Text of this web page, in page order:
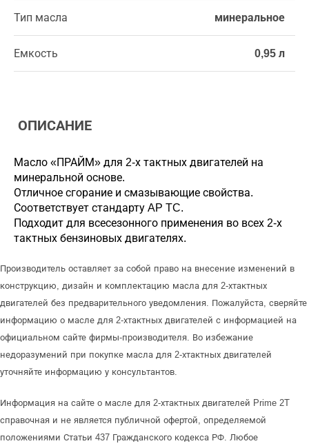
Тип масла минеральное
Емкость 0,95 л
ОПИСАНИЕ
Масло «ПРАЙМ» для 2-х тактных двигателей на
минеральной основе.
Отличное сгорание и смазывающие свойства.
Соответствует стандарту AP TC.
Подходит для всесезонного применения во всех 2-х
тактных бензиновых двигателях.
Производитель оставляет за собой право на внесение изменений в
конструкцию, дизайн и комплектацию масла для 2-хтактных
двигателей без предварительного уведомления. Пожалуйста, сверяйте
информацию о масле для 2-хтактных двигателей с информацией на
официальном сайте фирмы-производителя. Во избежание
недоразумений при покупке масла для 2-хтактных двигателей
уточняйте информацию у консультантов.
Информация на сайте о масле для 2-хтактных двигателей Prime 2T
справочная и не является публичной офертой, определяемой
положениями Статьи 437 Гражданского кодекса РФ. Любое